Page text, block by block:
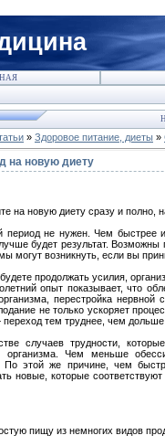
» Здоровое питание, диеты »
на новую диету
на новую диету сразу и полно,
период не нужен. Чем быстрее
будет результат. Возможны
могут возникнуть, если вы
продолжать усилия,
опыт показывает, что
перестройка нервной
не только ускоряет
тем труднее, чем дольше
случаев трудности,
организма. Чем меньше
По этой же причине, чем
новые, которые
пищу из немногих видов